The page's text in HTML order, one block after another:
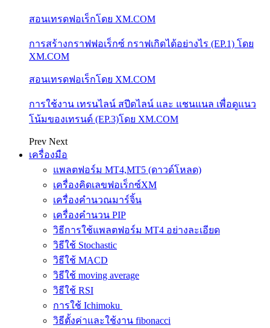
สอนเทรดฟอเร็กโดย XM.COM
การสร้างกราฟฟอเร็กซ์ กราฟเกิดได้อย่างไร (EP.1) โดย
XM.COM
สอนเทรดฟอเร็กโดย XM.COM
การใช้งาน เทรนไลน์ สปีดไลน์ และ แชนแนล เพื่อดูแนว
โน้มของเทรนด์ (EP.3)โดย XM.COM
Prev Next
เครื่องมือ
แพลตฟอร์ม MT4,MT5 (ดาวด์โหลด)
เครื่องคิดเลขฟอเร็กซ์XM
เครื่องคำนวณมาร์จิ้น
เครื่องคำนวน PIP
วิธีการใช้แพลตฟอร์ม MT4 อย่างละเอียด
วิธีใช้ Stochastic
วิธีใช้ MACD
วิธีใช้ moving average
วิธีใช้ RSI
การใช้ Ichimoku
วิธีตั้งค่าและใช้งาน fibonacci